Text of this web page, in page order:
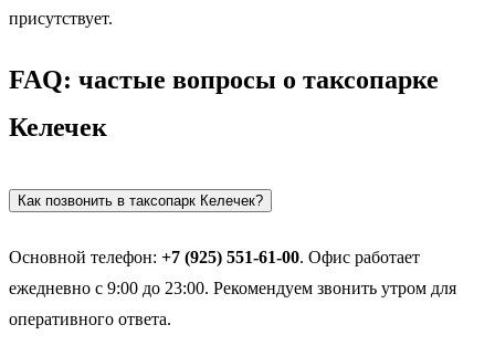
присутствует.
FAQ: частые вопросы о таксопарке
Келечек
Как позвонить в таксопарк Келечек?
Основной телефон: +7 (925) 551-61-00. Офис работает
ежедневно с 9:00 до 23:00. Рекомендуем звонить утром для
оперативного ответа.